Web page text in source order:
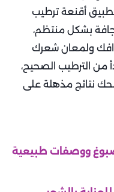
أقنعة ترطيب
بشكل منتظم،
ولمعان شعرك
من الترطيب الصحيح،
نتائج مذهلة على
ووصفات طبيعية